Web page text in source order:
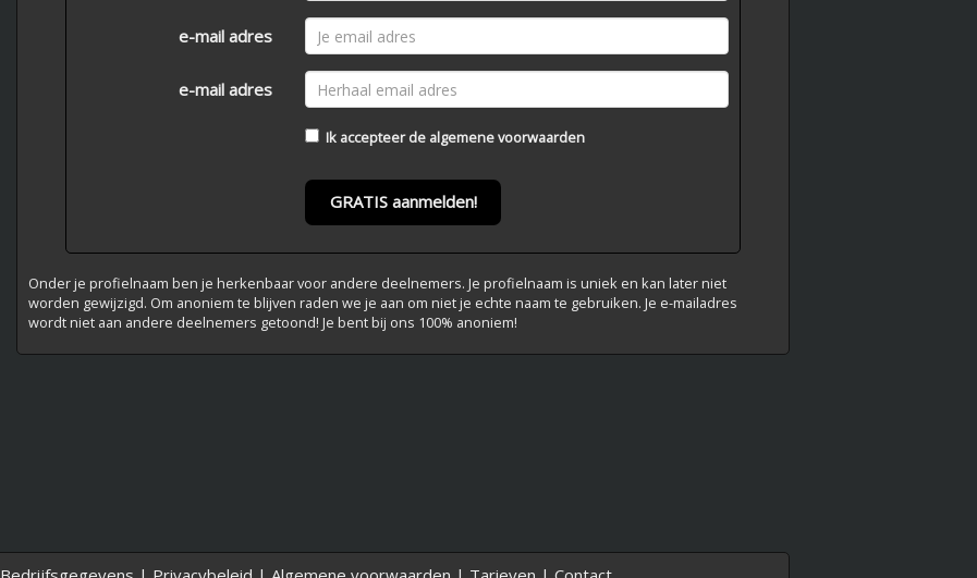
e-mail adres
e-mail adres
Ik accepteer de algemene voorwaarden
GRATIS aanmelden!
Onder je profielnaam ben je herkenbaar voor andere deelnemers. Je profielnaam is uniek en kan later niet
worden gewijzigd. Om anoniem te blijven raden we je aan om niet je echte naam te gebruiken. Je e-mailadres
wordt niet aan andere deelnemers getoond! Je bent bij ons 100% anoniem!